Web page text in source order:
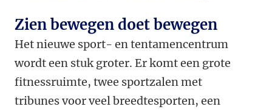
Zien bewegen doet bewegen
Het nieuwe sport- en tentamencentrum
wordt een stuk groter. Er komt een grote
fitnessruimte, twee sportzalen met
tribunes voor veel breedtesporten, een